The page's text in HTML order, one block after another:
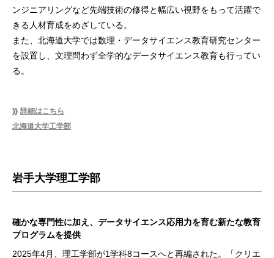
ンジニアリングなど先端技術の修得と幅広い視野をもって活躍で
きる人材育成をめざしている。
また、北海道大学では数理・データサイエンス教育研究センター
を設置し、文理問わず全学的なデータサイエンス教育も行ってい
る。
詳細はこちら
北海道大学工学部
岩手大学理工学部
確かな専門性に加え、データサイエンス応用力を育む新たな教育
プログラムを提供
2025年4月、理工学部が1学科8コースへと再編された。「クリエ